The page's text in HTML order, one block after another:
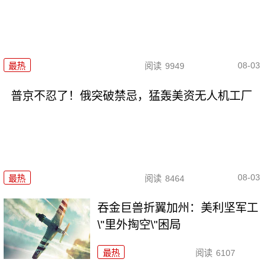
最热 阅读 9949 08-03
普京不忍了！俄突破禁忌，猛轰美资无人机工厂
最热 阅读 8464 08-03
吞金巨兽折翼加州：美利坚军工
\"里外掏空\"困局
最热 阅读 6107